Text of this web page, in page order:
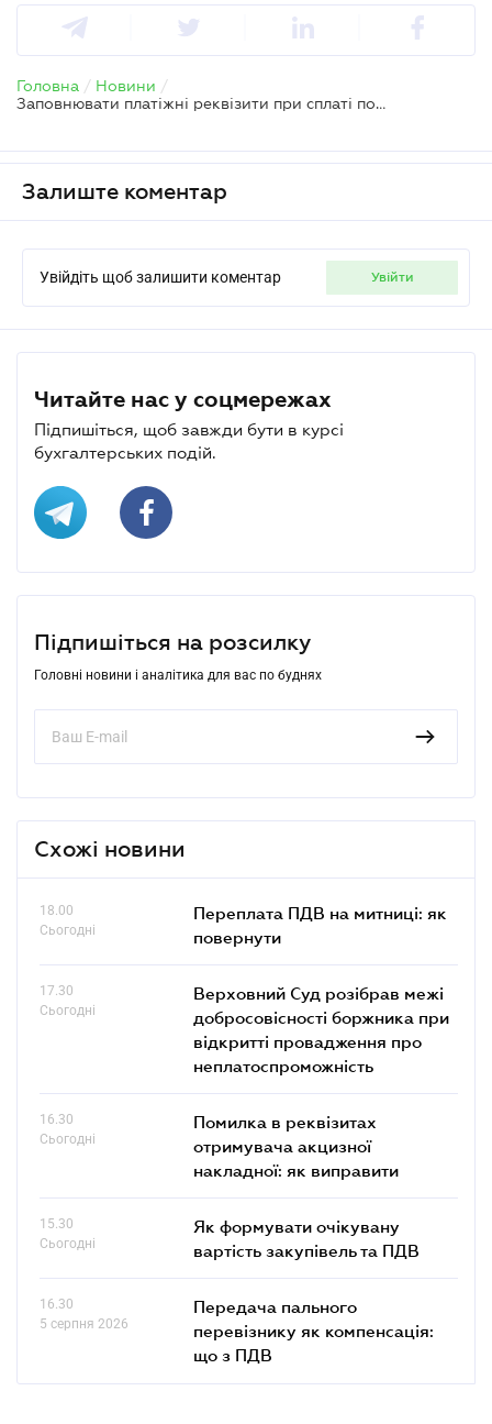
Головна / Новини /
Заповнювати платіжні реквізити при сплаті податків стало простіше — ДПС
Залиште коментар
Увійдіть щоб залишити коментар увійти
Читайте нас у соцмережах
Підпишіться, щоб завжди бути в курсі
бухгалтерських подій.
Підпишіться на розсилку
Головні новини і аналітика для вас по буднях
Схожі новини
18.00
Сьогодні
Переплата ПДВ на митниці: як
повернути
17.30
Сьогодні
Верховний Суд розібрав межі
добросовісності боржника при
відкритті провадження про
неплатоспроможність
16.30
Сьогодні
Помилка в реквізитах
отримувача акцизної
накладної: як виправити
15.30
Сьогодні
Як формувати очікувану
вартість закупівель та ПДВ
16.30
5 серпня 2026
Передача пального
перевізнику як компенсація:
що з ПДВ